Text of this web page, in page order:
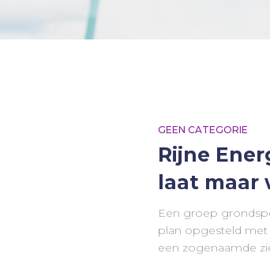
GEEN CATEGORIE
Rijne
laat maar
Een groep
plan opgesteld met
een zogenaamde